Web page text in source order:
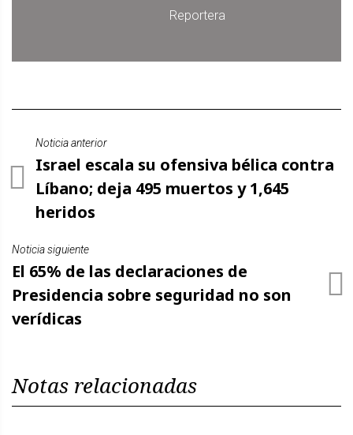
Reportera
Noticia anterior
Israel escala su ofensiva bélica contra
Líbano; deja 495 muertos y 1,645
heridos
Noticia siguiente
El 65% de las declaraciones de
Presidencia sobre seguridad no son
verídicas
Notas relacionadas